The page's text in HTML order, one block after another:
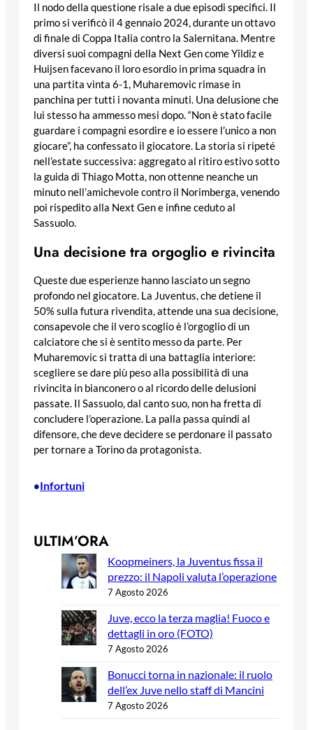
Il nodo della questione risale a due episodi specifici. Il
primo si verificò il 4 gennaio 2024, durante un ottavo
di finale di Coppa Italia contro la Salernitana. Mentre
diversi suoi compagni della Next Gen come Yildiz e
Huijsen facevano il loro esordio in prima squadra in
una partita vinta 6-1, Muharemovic rimase in
panchina per tutti i novanta minuti. Una delusione che
lui stesso ha ammesso mesi dopo. “Non è stato facile
guardare i compagni esordire e io essere l’unico a non
giocare”, ha confessato il giocatore. La storia si ripeté
nell’estate successiva: aggregato al ritiro estivo sotto
la guida di Thiago Motta, non ottenne neanche un
minuto nell’amichevole contro il Norimberga, venendo
poi rispedito alla Next Gen e infine ceduto al
Sassuolo.
Una decisione tra orgoglio e rivincita
Queste due esperienze hanno lasciato un segno
profondo nel giocatore. La Juventus, che detiene il
50% sulla futura rivendita, attende una sua decisione,
consapevole che il vero scoglio è l’orgoglio di un
calciatore che si è sentito messo da parte. Per
Muharemovic si tratta di una battaglia interiore:
scegliere se dare più peso alla possibilità di una
rivincita in bianconero o al ricordo delle delusioni
passate. Il Sassuolo, dal canto suo, non ha fretta di
concludere l’operazione. La palla passa quindi al
difensore, che deve decidere se perdonare il passato
per tornare a Torino da protagonista.
•Infortuni
ULTIM’ORA
Koopmeiners, la Juventus fissa il
prezzo: il Napoli valuta l’operazione
7 Agosto 2026
Juve, ecco la terza maglia! Fuoco e
dettagli in oro (FOTO)
7 Agosto 2026
Bonucci torna in nazionale: il ruolo
dell’ex Juve nello staff di Mancini
7 Agosto 2026